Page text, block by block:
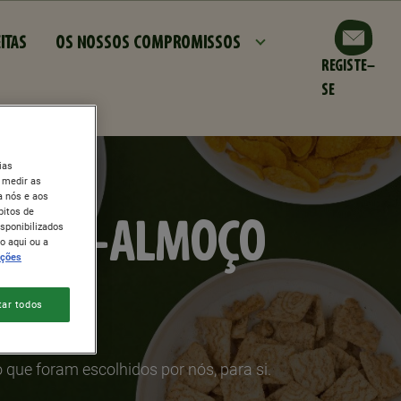
OS NOSSOS COMPROMISSOS
REGISTE-
SE
ALMOÇO
foram escolhidos por nós, para si.
as
nós e aos
de
aqui ou a
todos